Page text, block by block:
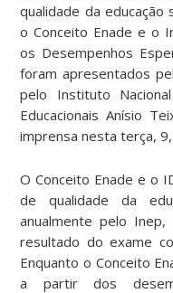
qualidade da
o Conceito Enade e o
os Desempenhos
foram apresentados
pelo Instituto
Educacionais Anísio
imprensa nesta terça,
O Conceito Enade e o
de qualidade da
anualmente pelo
resultado do exame
Enquanto o Conceito
a partir dos